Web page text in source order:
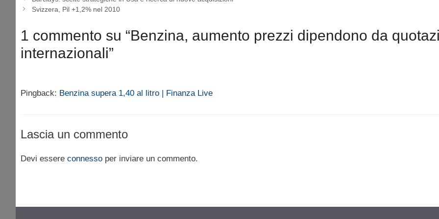
Svizzera, Pil +1,2% nel 2010
1 commento su “Benzina, aumento prezzi dipendono da
internazionali”
Pingback: Benzina supera 1,40 al litro | Finanza Live
Lascia un commento
Devi essere connesso per inviare un commento.